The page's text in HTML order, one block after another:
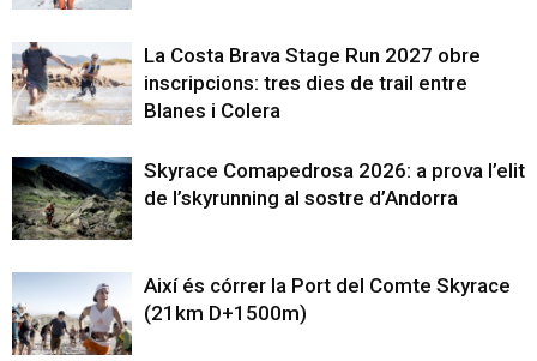
La Costa Brava Stage Run 2027 obre
inscripcions: tres dies de trail entre
Blanes i Colera
Skyrace Comapedrosa 2026: a prova l’elit
de l’skyrunning al sostre d’Andorra
Així és córrer la Port del Comte Skyrace
(21km D+1500m)